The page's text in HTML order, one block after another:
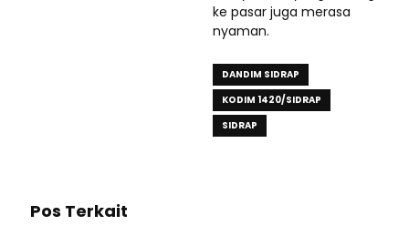
ke pasar juga merasa
nyaman.
DANDIM SIDRAP
KODIM 1420/SIDRAP
SIDRAP
Pos Terkait